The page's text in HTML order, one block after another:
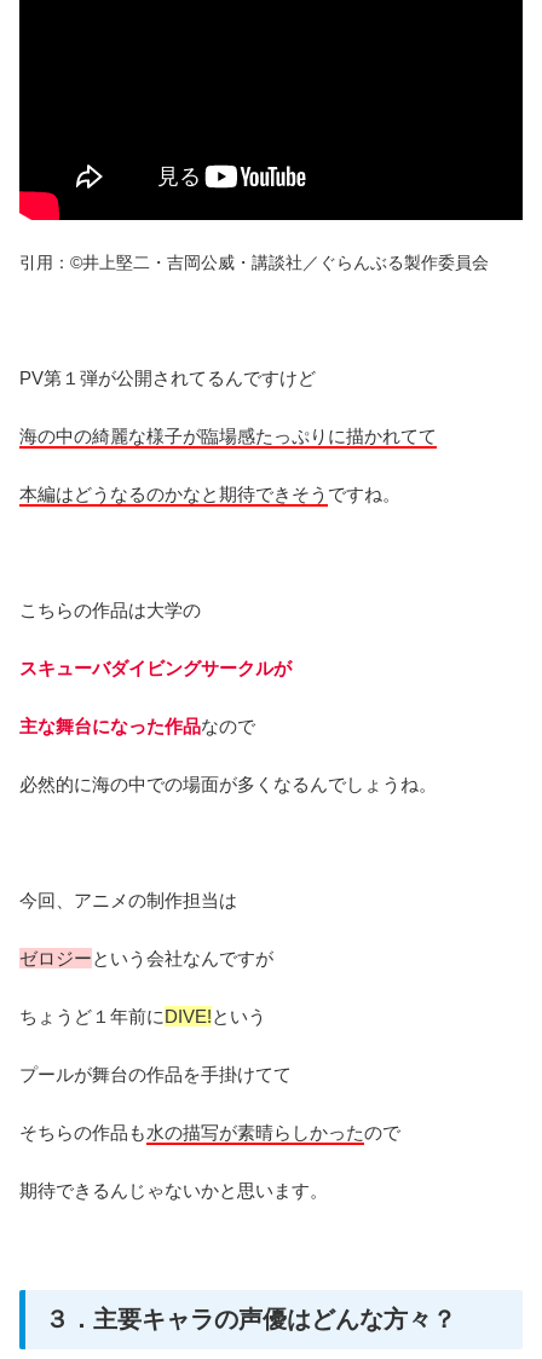
引用：©井上堅二・吉岡公威・講談社／ぐらんぶる製作委員会
PV第１弾が公開されてるんですけど
海の中の綺麗な様子が臨場感たっぷりに描かれてて
本編はどうなるのかなと期待できそう ですね。
こちらの作品は大学の
スキューバダイビングサークルが
主な舞台になった作品なので
必然的に海の中での場面が多くなるんでしょうね。
今回、アニメの制作担当は
ゼロジーという会社なんですが
ちょうど１年前にDIVE!という
プールが舞台の作品を手掛けてて
そちらの作品も水の描写が素晴らしかったので
期待できるんじゃないかと思います。
３．主要キャラの声優はどんな方々？